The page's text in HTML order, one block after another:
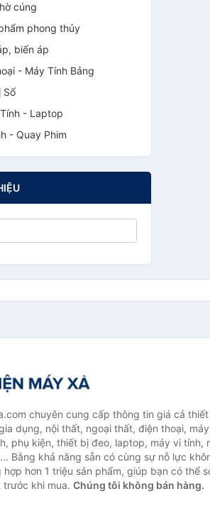
cúng
phong thủy
biến áp
- Máy Tính Bảng
Số
- Laptop
- Quay Phim
chuyên cung cấp thông tin giá cả
dụng, nội thất, ngoại thất, điện thoại,
phụ kiện, thiết bị đeo, laptop, máy vi tính,
Bằng khả năng sẵn có cùng sự nỗ lực
hơn 1 triệu sản phẩm, giúp bạn có thể
trước khi mua. Chúng tôi không bán hàng.